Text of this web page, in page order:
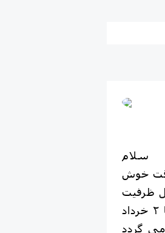
سلام
خوش
ظرفیت
نوبت دوم این تور در تاریخ ٣٠ اردیبهشت تا ٢ خرداد